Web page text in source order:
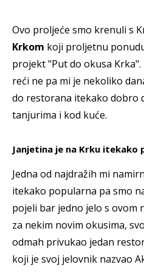
Ovo proljeće smo krenuli s
Krkom koji proljetnu
projekt "Put do okusa
reći ne pa mi je nekoliko
do restorana itekako dobro
tanjurima i kod kuće.
Janjetina je na Krku itekako
Jedna od najdražih mi
itekako popularna pa smo
pojeli bar jedno jelo s ovom
za nekim novim okusima,
odmah privukao jedan
koji je svoj jelovnik nazvao